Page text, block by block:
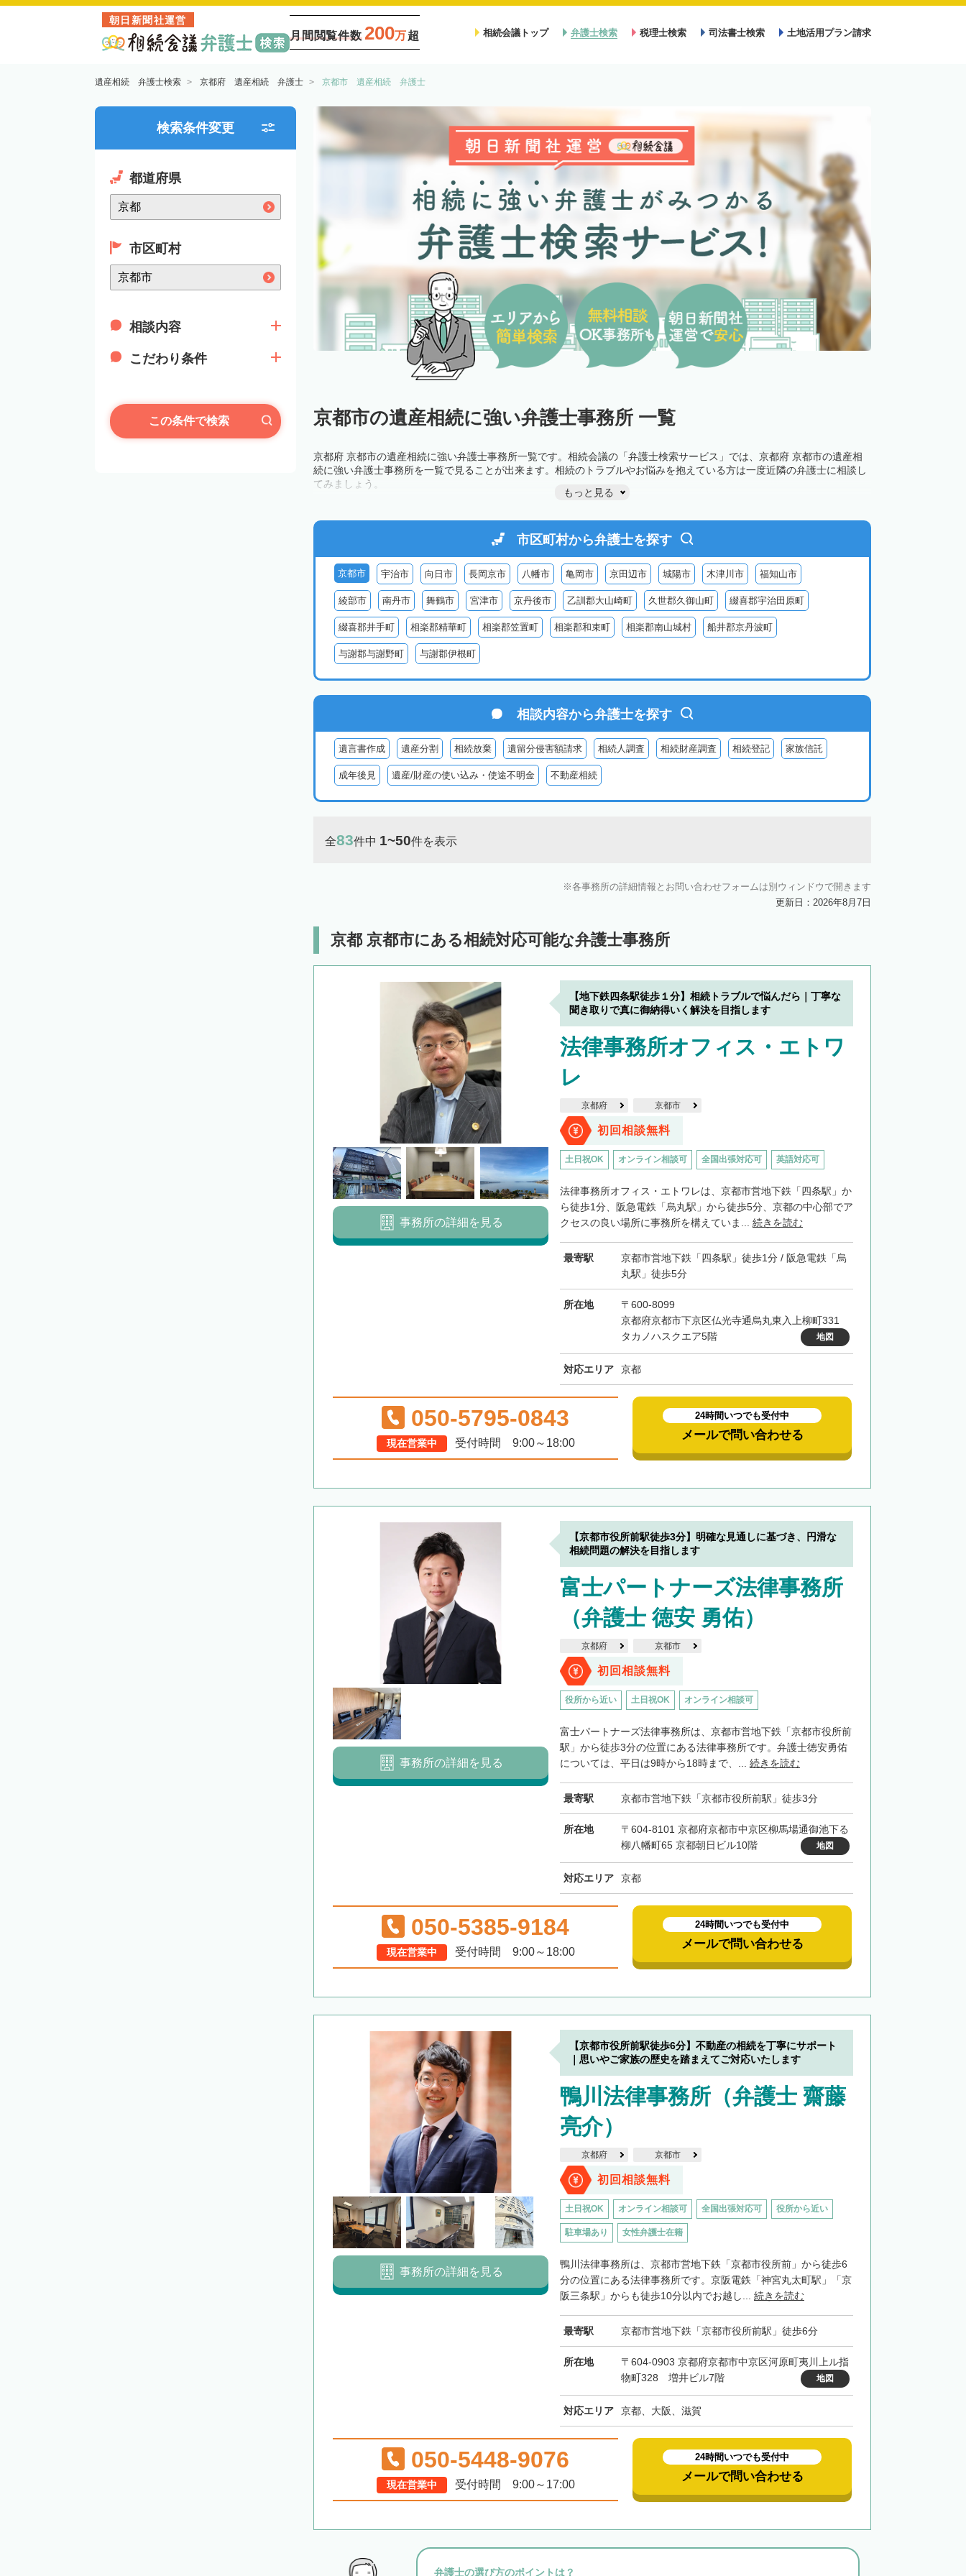
朝日新聞社運営
月間閲覧件数 200万超 相続会議トップ 弁護士検索 税理士検索 司法書士検索 土地活用プラン請求
遺産相続 弁護士検索 京都府 遺産相続 弁護士 京都市 遺産相続 弁護士
検索条件変更
都道府県
市区町村
相談内容
こだわり条件
この条件で検索 京都市の遺産相続に強い弁護士事務所 一覧
京都府 京都市の遺産相続に強い弁護士事務所一覧です。相続会議の「弁護士検索サービス」では、京都府 京都市の遺産相
続に強い弁護士事務所を一覧で見ることが出来ます。相続のトラブルやお悩みを抱えている方は一度近隣の弁護士に相談し
てみましょう。
もっと見る
市区町村から弁護士を探す
京都市 宇治市 向日市 長岡京市 八幡市 亀岡市 京田辺市 城陽市 木津川市 福知山市
綾部市 南丹市 舞鶴市 宮津市 京丹後市 乙訓郡大山崎町 久世郡久御山町 綴喜郡宇治田原町
綴喜郡井手町 相楽郡精華町 相楽郡笠置町 相楽郡和束町 相楽郡南山城村 船井郡京丹波町
与謝郡与謝野町 与謝郡伊根町
相談内容から弁護士を探す
遺言書作成 遺産分割 相続放棄 遺留分侵害額請求 相続人調査 相続財産調査 相続登記 家族信託
成年後見 遺産/財産の使い込み・使途不明金 不動産相続
全83件中 1~50件を表示
各事務所の詳細情報とお問い合わせフォームは別ウィンドウで開きます
更新日：2026年8月7日
京都 京都市にある相続対応可能な弁護士事務所
【地下鉄四条駅徒歩１分】相続トラブルで悩んだら｜丁寧な
聞き取りで真に御納得いく解決を目指します
法律事務所オフィス・エトワ
レ
京都府 京都市
初回相談無料
土日祝OK オンライン相談可 全国出張対応可 英語対応可
法律事務所オフィス・エトワレは、京都市営地下鉄「四条駅」か
ら徒歩1分、阪急電鉄「烏丸駅」から徒歩5分、京都の中心部でア
クセスの良い場所に事務所を構えていま... 続きを読む
最寄駅
京都市営地下鉄「四条駅」徒歩1分 / 阪急電鉄「烏
丸駅」徒歩5分
所在地
〒600-8099
京都府京都市下京区仏光寺通烏丸東入上柳町331
タカノハスクエア5階
地図
対応エリア 京都
事務所の詳細を見る
050-5795-0843
現在営業中 受付時間 9:00～18:00
24時間いつでも受付中
メールで問い合わせる
【京都市役所前駅徒歩3分】明確な見通しに基づき、円滑な
相続問題の解決を目指します
富士パートナーズ法律事務所
（弁護士 徳安 勇佑）
京都府 京都市
初回相談無料
役所から近い 土日祝OK オンライン相談可
富士パートナーズ法律事務所は、京都市営地下鉄「京都市役所前
駅」から徒歩3分の位置にある法律事務所です。弁護士徳安勇佑
については、平日は9時から18時まで、... 続きを読む
最寄駅 京都市営地下鉄「京都市役所前駅」徒歩3分
所在地
〒604-8101 京都府京都市中京区柳馬場通御池下る
柳八幡町65 京都朝日ビル10階
地図
対応エリア 京都
事務所の詳細を見る
050-5385-9184
現在営業中 受付時間 9:00～18:00
24時間いつでも受付中
メールで問い合わせる
【京都市役所前駅徒歩6分】不動産の相続を丁寧にサポート
｜思いやご家族の歴史を踏まえてご対応いたします
鴨川法律事務所（弁護士 齋藤
亮介）
京都府 京都市
初回相談無料
土日祝OK オンライン相談可 全国出張対応可 役所から近い
駐車場あり 女性弁護士在籍
鴨川法律事務所は、京都市営地下鉄「京都市役所前」から徒歩6
分の位置にある法律事務所です。京阪電鉄「神宮丸太町駅」「京
阪三条駅」からも徒歩10分以内でお越し... 続きを読む
最寄駅 京都市営地下鉄「京都市役所前駅」徒歩6分
所在地
〒604-0903 京都府京都市中京区河原町夷川上ル指
物町328 増井ビル7階
地図
対応エリア 京都、大阪、滋賀
事務所の詳細を見る
050-5448-9076
現在営業中 受付時間 9:00～17:00
24時間いつでも受付中
メールで問い合わせる
弁護士の選び方のポイントは？